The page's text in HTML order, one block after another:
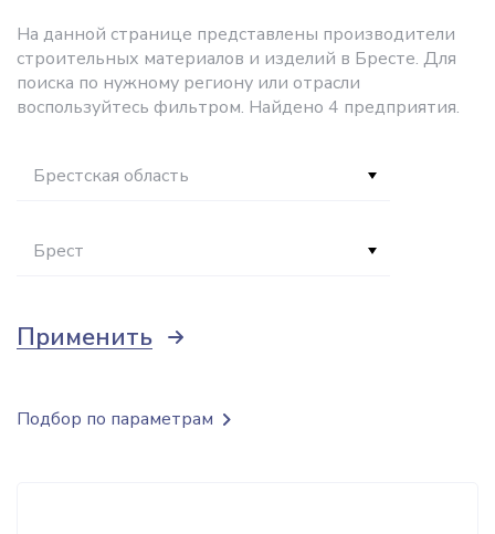
На данной странице представлены производители
строительных материалов и изделий в Бресте. Для
поиска по нужному региону или отрасли
воспользуйтесь фильтром. Найдено 4 предприятия.
Брестская область
Брест
Применить
Подбор по параметрам